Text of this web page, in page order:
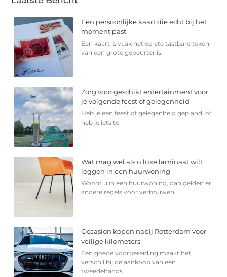
Een persoonlijke kaart die echt bij het
moment past
Een kaart is vaak het eerste tastbare teken
van een grote gebeurtenis.
Zorg voor geschikt entertainment voor
je volgende feest of gelegenheid
Heb je een feest of gelegenheid gepland, of
heb je iets te
Wat mag wel als u luxe laminaat wilt
leggen in een huurwoning
Woont u in een huurwoning, dan gelden er
andere regels voor verbouwen
Occasion kopen nabij Rotterdam voor
veilige kilometers
Een goede voorbereiding maakt het
verschil bij de aankoop van een
tweedehands